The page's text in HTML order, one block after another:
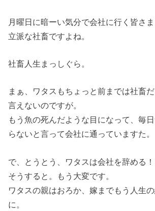
月曜日に暗ーい気分で会社に行く皆さま
立派な社畜ですよね。
社畜人生まっしぐら。
まぁ、ワタスもちょっと前までは社畜
言えないのですが。
もう魚の死んだような目になって、毎
らないと言って会社に通っていますた。
で、とうとう、ワタスは会社を辞める！
そうすると。もう大変です。
ワタスの親はおろか、嫁までもう人生
に。